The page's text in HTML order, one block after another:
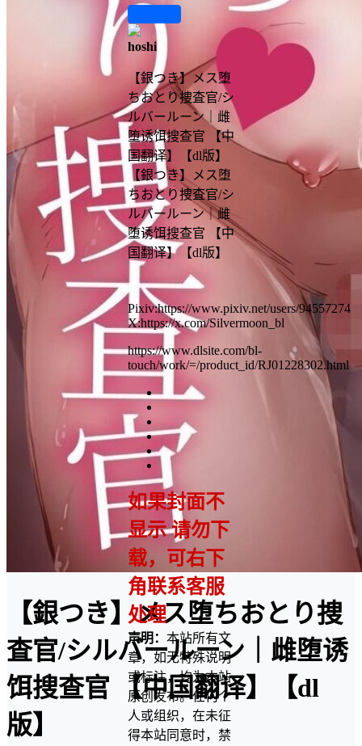
【銀つき】メス堕ちおとり捜
査官/シルバールーン｜雌堕诱
饵搜查官 【中国翻译】【dl
版】
hoshi
【銀つき】メス堕
ちおとり捜査官/シ
ルバールーン｜雌
堕诱饵搜查官 【中
国翻译】【dl版】
【銀つき】メス堕
ちおとり捜査官/シ
ルバールーン｜雌
堕诱饵搜查官 【中
国翻译】【dl版】
Pixiv:https://www.pixiv.net/users/94557274
X:https://x.com/Silvermoon_bl
https://www.dlsite.com/bl-
touch/work/=/product_id/RJ01228302.html
如果封面不
显示 请勿下
载，可右下
角联系客服
处理
声明： 本站所有文
章，如无特殊说明
或标注，均为本站
原创发布。任何个
人或组织，在未征
得本站同意时，禁